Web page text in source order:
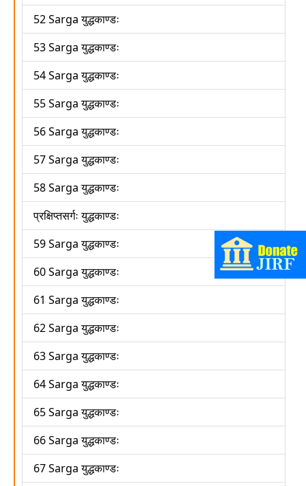
52 Sarga युद्धकाण्डः
53 Sarga युद्धकाण्डः
54 Sarga युद्धकाण्डः
55 Sarga युद्धकाण्डः
56 Sarga युद्धकाण्डः
57 Sarga युद्धकाण्डः
58 Sarga युद्धकाण्डः
प्रक्षिप्तसर्गः युद्धकाण्डः
59 Sarga युद्धकाण्डः
60 Sarga युद्धकाण्डः
61 Sarga युद्धकाण्डः
62 Sarga युद्धकाण्डः
63 Sarga युद्धकाण्डः
64 Sarga युद्धकाण्डः
65 Sarga युद्धकाण्डः
66 Sarga युद्धकाण्डः
67 Sarga युद्धकाण्डः